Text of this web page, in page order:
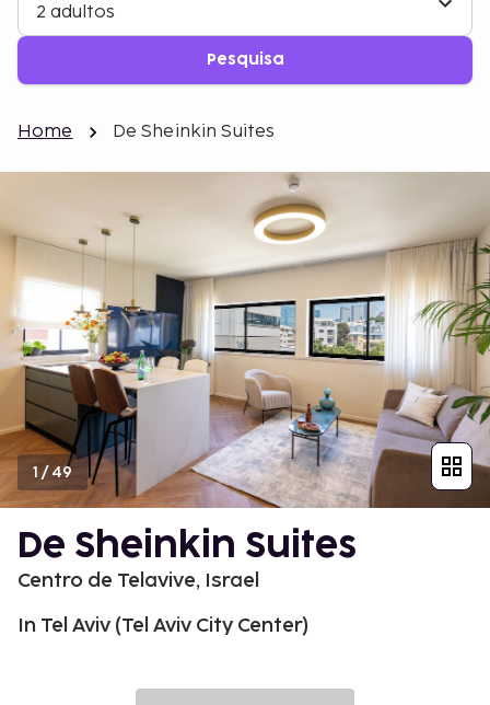
2 adultos
Pesquisa
Home De Sheinkin Suites
1 /49
De Sheinkin Suites
Centro de Telavive, Israel
In Tel Aviv (Tel Aviv City Center)